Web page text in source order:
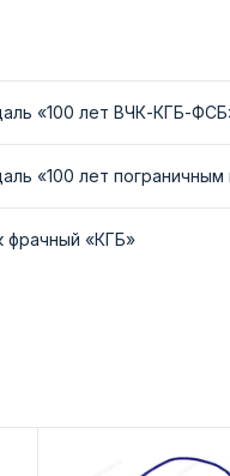
«100 лет ВЧК-КГБ-
«100 лет
фрачный «КГБ»